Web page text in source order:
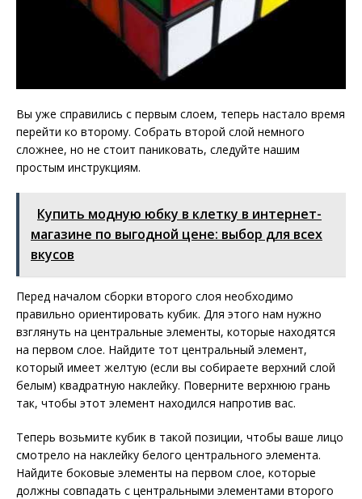
Вы уже справились с первым слоем, теперь настало время
перейти ко второму. Собрать второй слой немного
сложнее, но не стоит паниковать, следуйте нашим
простым инструкциям.
Купить модную юбку в клетку в интернет-
магазине по выгодной цене: выбор для всех
вкусов
Перед началом сборки второго слоя необходимо
правильно ориентировать кубик. Для этого нам нужно
взглянуть на центральные элементы, которые находятся
на первом слое. Найдите тот центральный элемент,
который имеет желтую (если вы собираете верхний слой
белым) квадратную наклейку. Поверните верхнюю грань
так, чтобы этот элемент находился напротив вас.
Теперь возьмите кубик в такой позиции, чтобы ваше лицо
смотрело на наклейку белого центрального элемента.
Найдите боковые элементы на первом слое, которые
должны совпадать с центральными элементами второго